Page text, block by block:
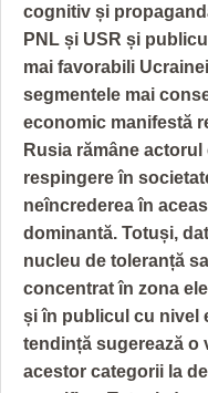
cognitiv și
PNL și USR și
mai favorabili
segmentele mai
economic manifestă
Rusia rămâne
respingere în
neîncrederea în
dominantă. Totuși,
nucleu de toleranță
concentrat în zona
și în publicul cu nivel
tendință sugerează o
acestor categorii la